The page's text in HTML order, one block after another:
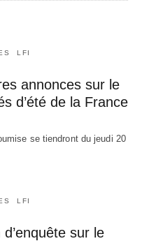
LFI
annonces sur le
d’été de la France
se tiendront du jeudi 20
LFI
sur le